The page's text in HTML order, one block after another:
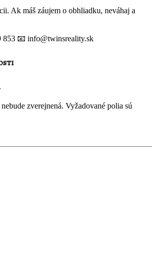
Ak máš záujem o obhliadku, neváhaj a
📧 info@twinsreality.sk
zverejnená. Vyžadované polia sú